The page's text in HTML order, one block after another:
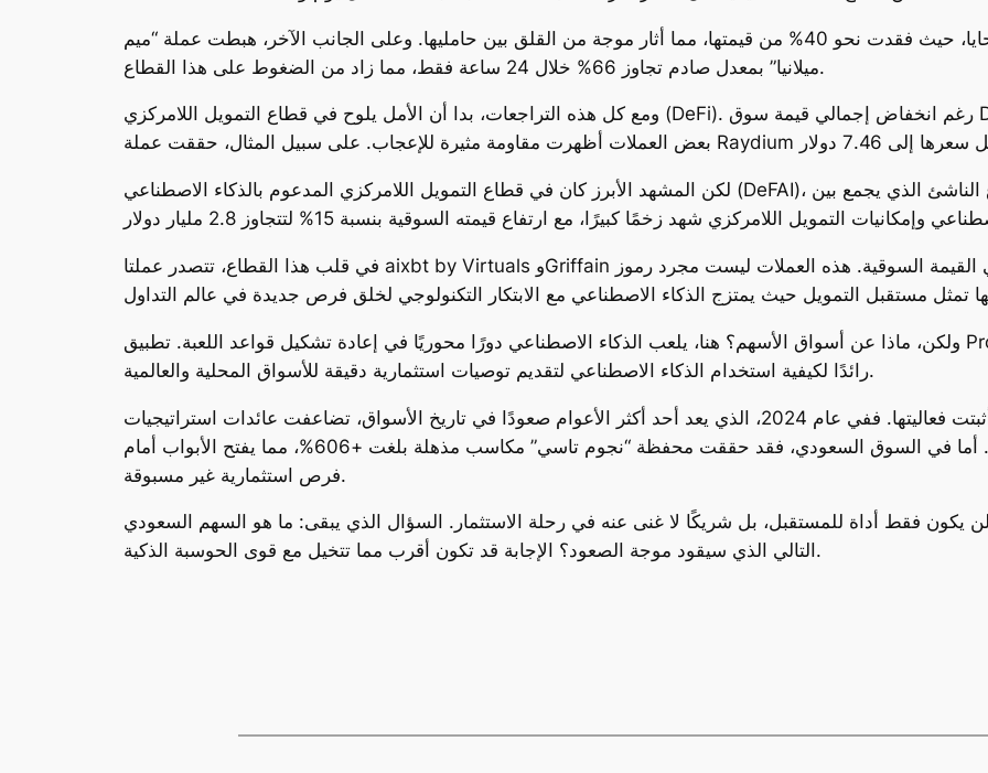
كانت عملة “ترامب الرسمية” من أبرز الضحايا، حيث فقدت نحو 40% من قيمتها، مما أثار موجة من القلق بين حامليها. وعلى الجانب الآخر، هبطت عملة “ميم
ميلانيا” بمعدل صادم تجاوز 66% خلال 24 ساعة فقط، مما زاد من الضغوط على هذا القطاع.
ومع كل هذه التراجعات، بدا أن الأمل يلوح في قطاع التمويل اللامركزي (DeFi). رغم انخفاض إجمالي قيمة سوق DeFi بنسبة 0.5% إلى 121 مليار دولار، إلا أن
لكن المشهد الأبرز كان في قطاع التمويل اللامركزي المدعوم بالذكاء الاصطناعي (DeFAI)، الذي قدم قصة نجاح مختلفة تمامًا. هذا القطاع الناشئ الذي يجمع بين
في قلب هذا القطاع، تتصدر عملتا aixbt by Virtuals وGriffain المشهد، حيث تستحوذان على 37% من إجمالي القيمة السوقية. هذه العملات ليست مجرد رموز
ولكن، ماذا عن أسواق الأسهم؟ هنا، يلعب الذكاء الاصطناعي دورًا محوريًا في إعادة تشكيل قواعد اللعبة. تطبيق ProPicks AI من Investing.com يقدم نموذجًا
رائدًا لكيفية استخدام الذكاء الاصطناعي لتقديم توصيات استثمارية دقيقة للأسواق المحلية والعالمية.
هذا الابتكار ليس مجرد أداة، بل هو استراتيجية أثبتت فعاليتها. ففي عام 2024، الذي يعد أحد أكثر الأعوام صعودًا في تاريخ الأسواق، تضاعفت عائدات استراتيجيات
التطبيق تقريبًا مقارنة بمؤشر إس آند بي 500. أما في السوق السعودي، فقد حققت محفظة “نجوم تاسي” مكاسب مذهلة بلغت +606%، مما يفتح الأبواب أمام
فرص استثمارية غير مسبوقة.
يكون فقط أداة للمستقبل، بل شريكًا لا غنى عنه في رحلة الاستثمار. السؤال الذي يبقى: ما هو السهم السعودي
التالي الذي سيقود موجة الصعود؟ الإجابة قد تكون أقرب مما تتخيل مع قوى الحوسبة الذكية.